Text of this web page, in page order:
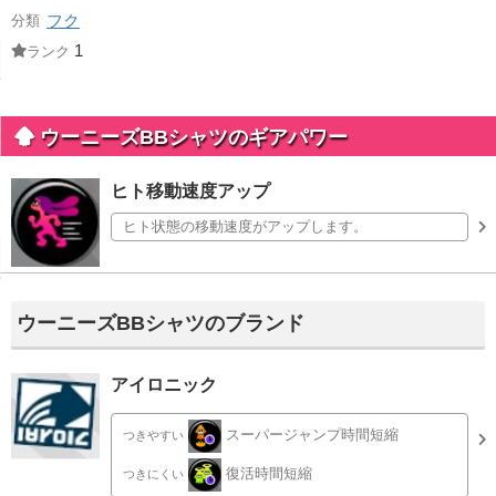
分類 フク
ランク 1
ウーニーズBBシャツのギアパワー
ヒト移動速度アップ
ヒト状態の移動速度がアップします。
ウーニーズBBシャツのブランド
アイロニック
つきやすい スーパージャンプ時間短縮
つきにくい 復活時間短縮